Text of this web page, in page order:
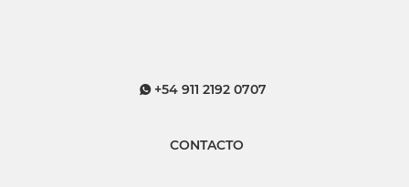
+54 911 2192 0707
CONTACTO